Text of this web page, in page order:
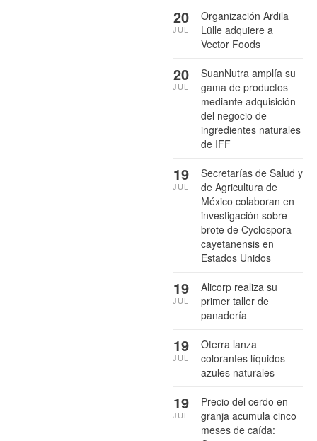
Organización Ardila
Lülle adquiere a
Vector Foods
20
JUL
SuanNutra amplía su
gama de productos
mediante adquisición
del negocio de
ingredientes naturales
de IFF
20
JUL
Secretarías de Salud y
de Agricultura de
México colaboran en
investigación sobre
brote de Cyclospora
cayetanensis en
Estados Unidos
19
JUL
Alicorp realiza su
primer taller de
panadería
19
JUL
Oterra lanza
colorantes líquidos
azules naturales
19
JUL
Precio del cerdo en
granja acumula cinco
meses de caída:
19
JUL